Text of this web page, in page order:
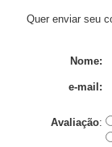
Quer enviar seu
Nome:
e-mail:
Avaliação: